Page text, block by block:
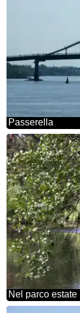
Passerella
Nel parco estate